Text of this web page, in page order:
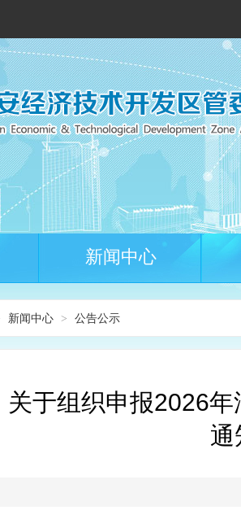
新闻中心
新闻中心 > 公告公示
关于组织申报2026
通